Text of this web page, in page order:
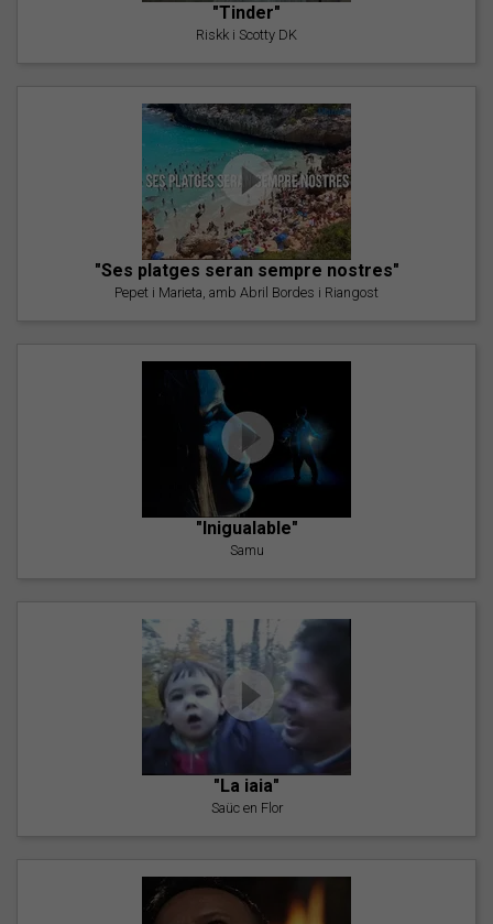
"Tinder"
Riskk i Scotty DK
"Ses platges seran sempre nostres"
Pepet i Marieta, amb Abril Bordes i Riangost
"Inigualable"
Samu
"La iaia"
Saüc en Flor